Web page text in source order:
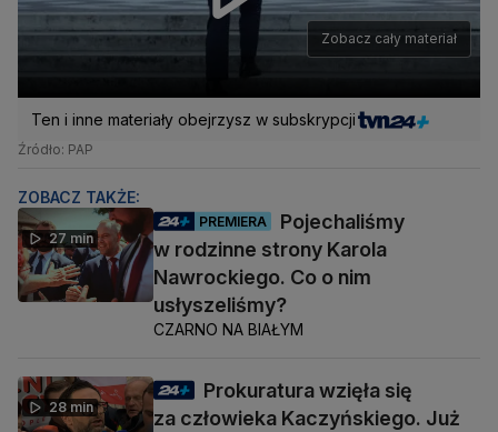
Zobacz cały materiał
Ten i inne materiały obejrzysz w subskrypcji
Źródło: PAP
ZOBACZ TAKŻE:
27 min
PREMIERA
Pojechaliśmy
w rodzinne strony Karola
Nawrockiego. Co o nim
usłyszeliśmy?
CZARNO NA BIAŁYM
28 min
Prokuratura wzięła się
za człowieka Kaczyńskiego. Już